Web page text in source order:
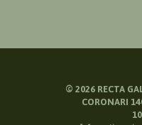
© 2026RECTA
CORONARI